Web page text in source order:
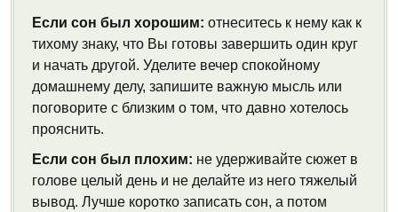
Если сон был хорошим: отнеситесь к нему как к
тихому знаку, что Вы готовы завершить один круг
и начать другой. Уделите вечер спокойному
домашнему делу, запишите важную мысль или
поговорите с близким о том, что давно хотелось
прояснить.
Если сон был плохим: не удерживайте сюжет в
голове целый день и не делайте из него тяжелый
вывод. Лучше коротко записать сон, а потом